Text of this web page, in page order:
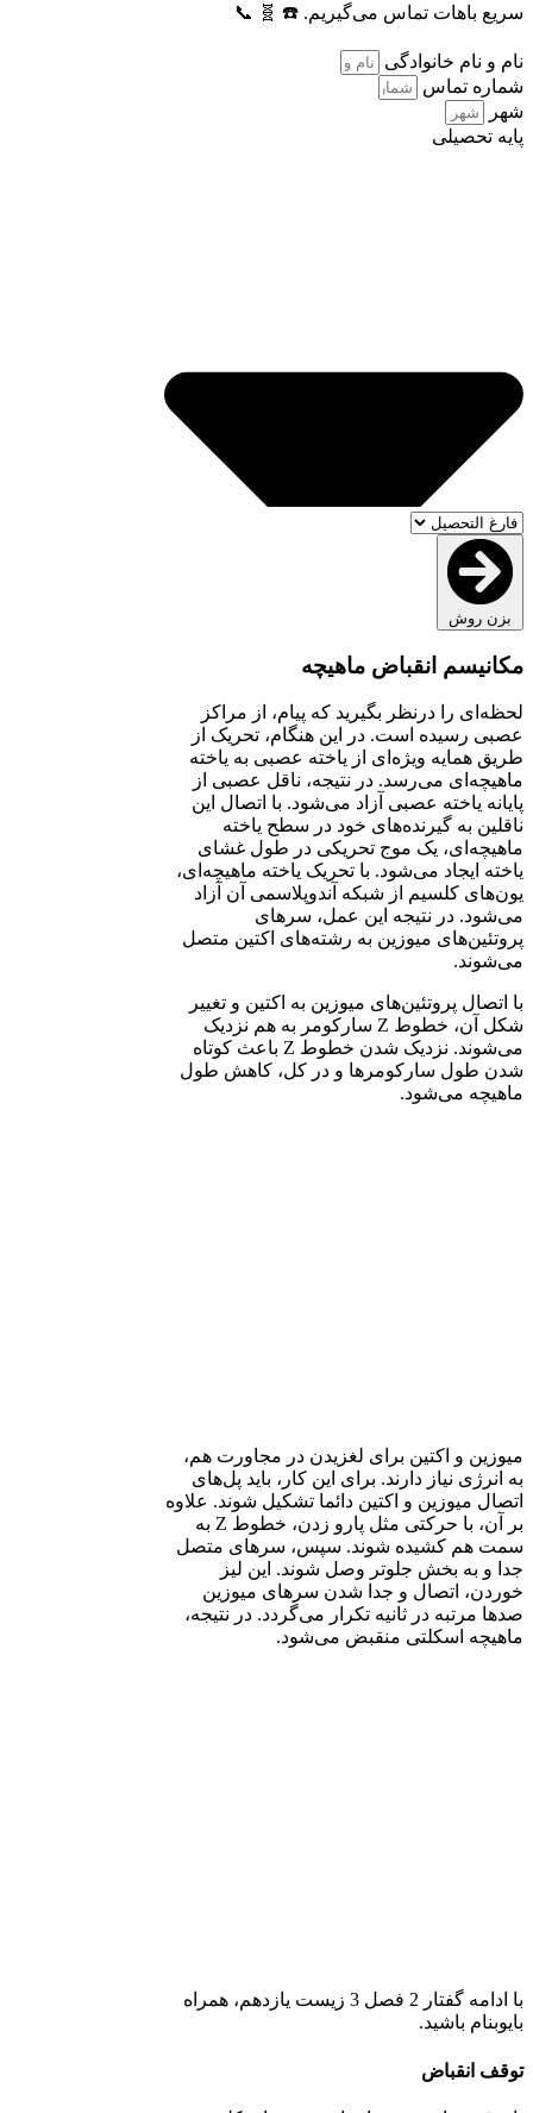
سریع باهات تماس می‌گیریم. ☎️ 🧬 📞
نام و نام خانوادگی
شماره تماس
شهر
پایه تحصیلی
بزن روش
مکانیسم انقباض ماهیچه
لحظه‌ای را درنظر بگیرید که پیام، از مراکز
عصبی رسیده است. در این هنگام، تحریک از
طریق همایه ویژه‌ای از یاخته عصبی به یاخته
ماهیچه‌ای می‌رسد. در نتیجه، ناقل عصبی از
پایانه یاخته عصبی آزاد می‌شود. با اتصال این
ناقلین به گیرنده‌های خود در سطح یاخته
ماهیچه‌ای، یک موج تحریکی در طول غشای
یاخته ایجاد می‌شود. با تحریک یاخته ماهیچه‌ای،
یون‌های کلسیم از شبکه آندوپلاسمی آن آزاد
می‌شود. در نتیجه این عمل، سرهای
پروتئین‌های میوزین به رشته‌های اکتین متصل
می‌شوند.
با اتصال پروتئین‌های میوزین به اکتین و تغییر
شکل آن، خطوط Z سارکومر به هم نزدیک
می‌شوند. نزدیک شدن خطوط Z باعث کوتاه
شدن طول سارکومرها و در کل، کاهش طول
ماهیچه می‌شود.
میوزین و اکتین برای لغزیدن در مجاورت هم،
به انرژی نیاز دارند. برای این کار، باید پل‌های
اتصال میوزین و اکتین دائما تشکیل شوند. علاوه
بر آن، با حرکتی مثل پارو زدن، خطوط Z به
سمت هم کشیده شوند. سپس، سرهای متصل
جدا و به بخش جلوتر وصل شوند. این لیز
خوردن، اتصال و جدا شدن سرهای میوزین
صدها مرتبه در ثانیه تکرار می‌گردد. در نتیجه،
ماهیچه اسکلتی منقبض می‌شود.
با ادامه گفتار 2 فصل 3 زیست یازدهم، همراه
بایوبنام باشید.
توقف انقباض